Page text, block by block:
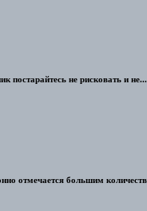
постарайтесь не рисковать и не...
отмечается большим